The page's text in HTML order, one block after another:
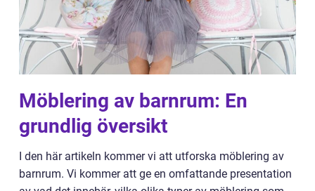
Möblering av barnrum: En
grundlig översikt
I den här artikeln kommer vi att utforska möblering av
barnrum. Vi kommer att ge en omfattande presentation